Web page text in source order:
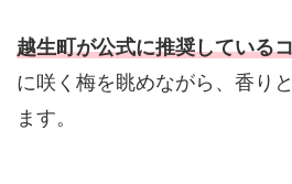
越生町が公式に推奨している
に咲く梅を眺めながら、香り
ます。